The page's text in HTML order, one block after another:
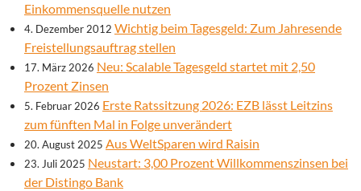
Einkommensquelle nutzen
4. Dezember 2012 Wichtig beim Tagesgeld: Zum Jahresende
Freistellungsauftrag stellen
17. März 2026 Neu: Scalable Tagesgeld startet mit 2,50
Prozent Zinsen
5. Februar 2026 Erste Ratssitzung 2026: EZB lässt Leitzins
zum fünften Mal in Folge unverändert
20. August 2025 Aus WeltSparen wird Raisin
23. Juli 2025 Neustart: 3,00 Prozent Willkommenszinsen bei
der Distingo Bank